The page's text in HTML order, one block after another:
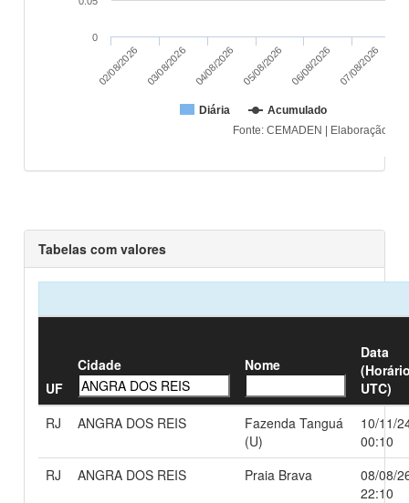
Tabelas com valores
UF
Cidade Nome
Data
UTC)
RJ
ANGRA DOS REIS
Fazenda Tanguá
(U)
10/11/
00:10
RJ
ANGRA DOS REIS Praia Brava
08/08/
22:10